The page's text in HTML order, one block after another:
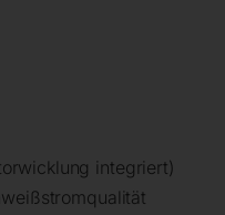
integriert)